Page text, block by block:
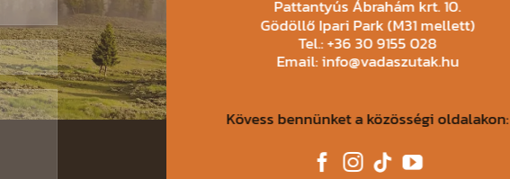
Pattantyús Ábrahám krt. 10.
Gödöllő Ipari Park (M31 mellett)
Tel.: +36 30 9155 028
Email: info@vadaszutak.hu
Kövess bennünket a közösségi oldalakon: